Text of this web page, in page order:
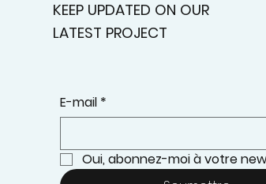
KEEP UPDATED ON OUR
LATEST PROJECT
E-mail *
Oui, abonnez-moi à votre